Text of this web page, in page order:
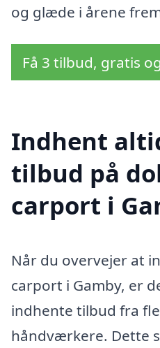
og glæde i årene
Få 3 tilbud, gratis
Indhent
tilbud på
carport i
Når du overvejer at
carport i Gamby, er
indhente tilbud fra
håndværkere. Dette